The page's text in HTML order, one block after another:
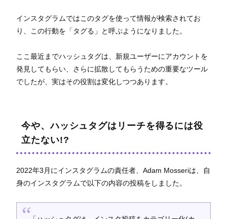
インスタグラムではこのタグを使って情報が検索されてお
り、この行動を「タグる」と呼ぶようになりました。
ここ最近までハッシュタグは、新規ユーザーにアカウントを
発見してもらい、さらに拡散してもらうための重要なツール
でしたが、実はその役割は変化しつつあります。
今や、ハッシュタグはリーチを得るには役
立たない!?
2022年3月にインスタグラムの責任者、Adam Mosseriは、自
身のインスタグラムで以下の内容の投稿をしました。